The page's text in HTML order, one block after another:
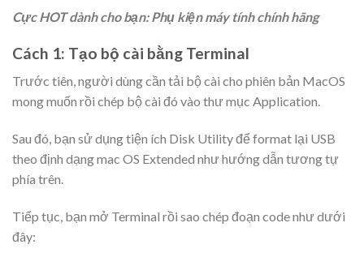
Cực HOT dành cho bạn: Phụ kiện máy tính chính hãng
Cách 1: Tạo bộ cài bằng Terminal
Trước tiên, người dùng cần tải bộ cài cho phiên bản MacOS
mong muốn rồi chép bộ cài đó vào thư mục Application.
Sau đó, bạn sử dụng tiện ích Disk Utility để format lại USB
theo định dạng mac OS Extended như hướng dẫn tương tự
phía trên.
Tiếp tục, bạn mở Terminal rồi sao chép đoạn code như dưới
đây: